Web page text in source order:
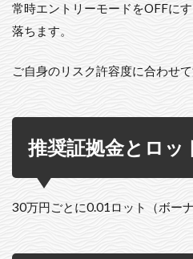
常時エントリーモードをOFFに
落ちます。
ご自身のリスク許容度に合わせて
推奨証拠金とロッ
30万円ごとに0.01ロット（ボーナ